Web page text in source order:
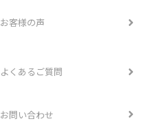
お客様の声
よくあるご質問
お問い合わせ